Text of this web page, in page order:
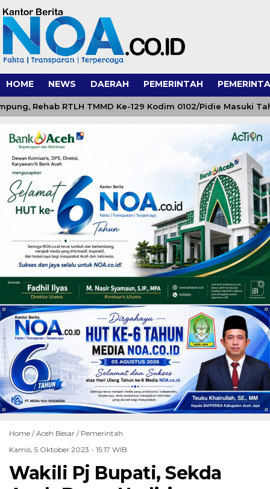
HOME NEWS DAERAH PEMERINTAH
Rehab RTLH TMMD Ke-129 Kodim 0102/Pidie Masuki Tahap
Home /Aceh Besar / Pemerintah
Kamis, 5 Oktober 2023 - 15:17 WIB
Wakili Pj Bupati, Sekda